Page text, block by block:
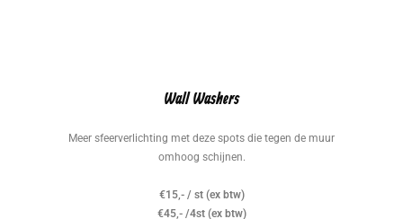
Wall Washers
Meer sfeerverlichting met deze spots die tegen de muur
omhoog schijnen.
€15,- / st (ex btw)
€45,- /4st (ex btw)